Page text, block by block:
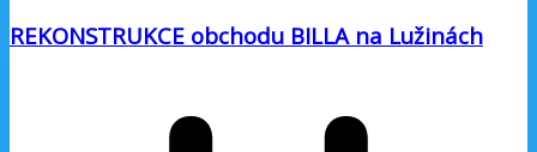
REKONSTRUKCE obchodu BILLA na Lužinách